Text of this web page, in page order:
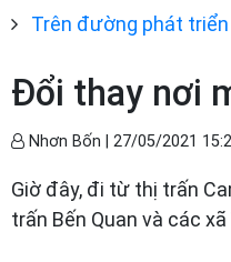
Trên đường phát triển
Đổi thay nơi
Nhơn Bốn | 27/05/2021
Giờ đây, đi từ thị trấn
trấn Bến Quan và các